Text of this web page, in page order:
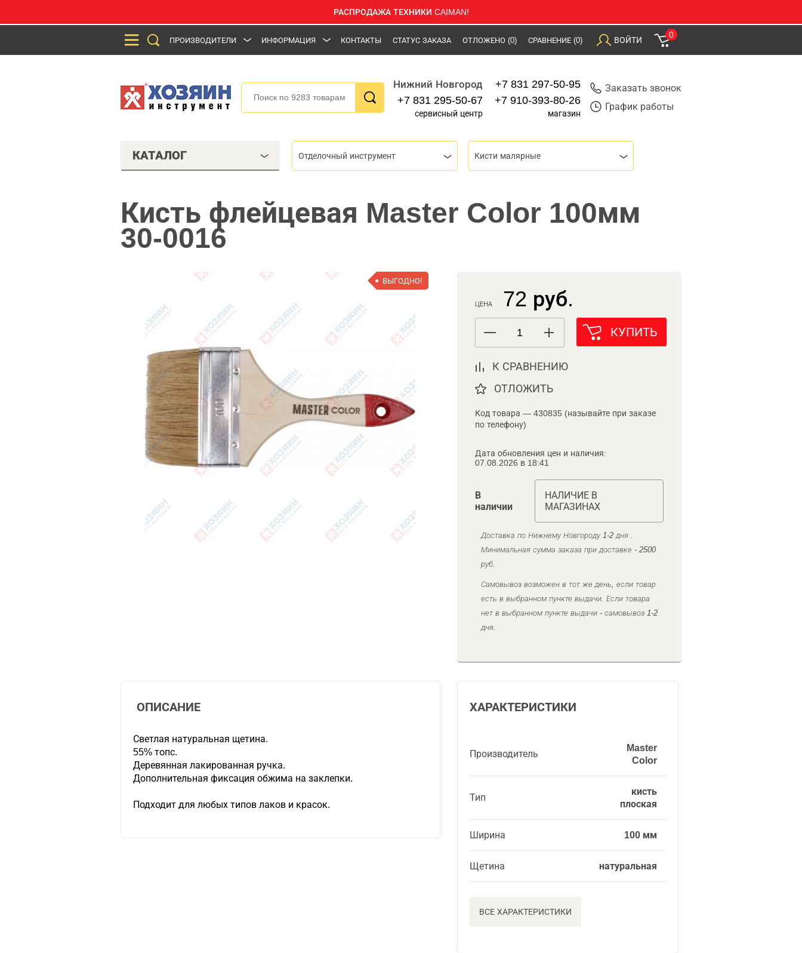
РАСПРОДАЖА ТЕХНИКИ CAIMAN!
ПРОИЗВОДИТЕЛИ ИНФОРМАЦИЯ КОНТАКТЫ СТАТУС ЗАКАЗА ОТЛОЖЕНО (0) СРАВНЕНИЕ (0) ВОЙТИ
0
Нижний Новгород
+7 831 295-50-67
сервисный центр
+7 831 297-50-95
+7 910-393-80-26
магазин
Заказать звонок
График работы
КАТАЛОГ Отделочный инструмент Кисти малярные
Кисть флейцевая Master Color 100мм
30-0016
ВЫГОДНО!
ЦЕНА 72 руб.
КУПИТЬ
К СРАВНЕНИЮ
ОТЛОЖИТЬ
Код товара — 430835 (называйте при заказе
по телефону)
Дата обновления цен и наличия:
07.08.2026 в 18:41
В
наличии
НАЛИЧИЕ В
МАГАЗИНАХ
Доставка по Нижнему Новгороду 1-2 дня .
Минимальная сумма заказа при доставке - 2500
руб.
Самовывоз возможен в тот же день, если товар
есть в выбранном пункте выдачи. Если товара
нет в выбранном пункте выдачи - самовывоз 1-2
дня.
ХАРАКТЕРИСТИКИ
Производитель
Master
Color
Тип
кисть
плоская
Ширина 100 мм
Щетина натуральная
ВСЕ ХАРАКТЕРИСТИКИ
ОПИСАНИЕ
Светлая натуральная щетина.
55% топс.
Деревянная лакированная ручка.
Дополнительная фиксация обжима на заклепки.
Подходит для любых типов лаков и красок.